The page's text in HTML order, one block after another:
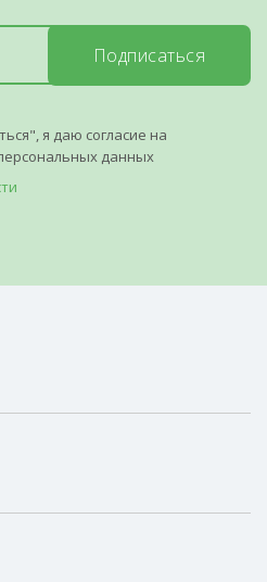
Подписаться
я даю согласие на
данных